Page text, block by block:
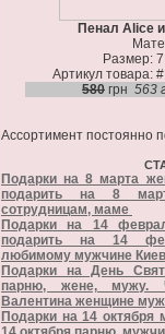
Пенал Alice
Размер:
Артикул товара:
580 грн 563
Ассортимент постоянно
Подарки на 8 марта
подарить на 8
сотрудницам, маме
Подарки на 14
подарить на 14
любимому мужчине Киев
Подарки на День
парню, жене, мужу.
Валентина женщине
Подарки на 14 октября